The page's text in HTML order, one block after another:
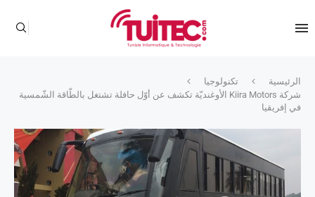
الرئيسية
تكنولوجيا
شركة Kiira Motors الأوغنديّة تكشف عن أوّل حافلة تشتغل بالطّاقة الشّمسية
في إفريقيا